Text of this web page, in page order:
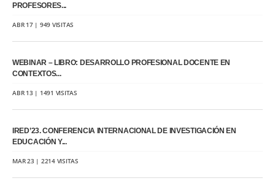
PROFESORES...
ABR 17 | 949 VISITAS
WEBINAR – LIBRO: DESARROLLO PROFESIONAL DOCENTE EN
CONTEXTOS...
ABR 13 | 1491 VISITAS
IRED’23. CONFERENCIA INTERNACIONAL DE INVESTIGACIÓN EN
EDUCACIÓN Y...
MAR 23 | 2214 VISITAS